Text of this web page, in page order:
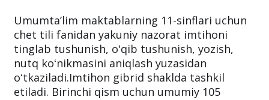
Umumtaʼlim maktablarning 11-sinflari uchun
chet tili fanidan yakuniy nazorat imtihoni
tinglab tushunish, oʻqib tushunish, yozish,
nutq koʻnikmasini aniqlash yuzasidan
oʻtkaziladi.Imtihon gibrid shaklda tashkil
etiladi. Birinchi qism uchun umumiy 105